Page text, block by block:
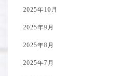
2025年10月
2025年9月
2025年8月
2025年7月